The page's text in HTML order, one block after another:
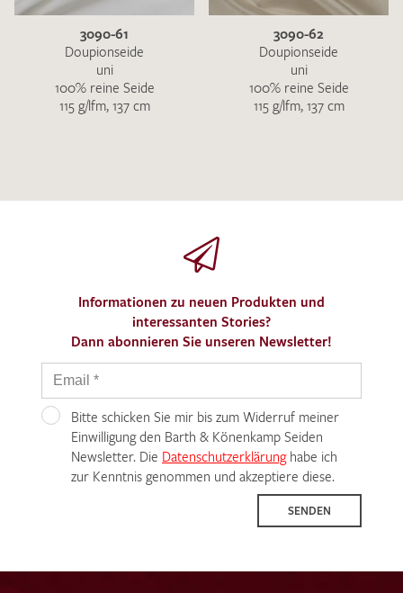
3090-61
Doupionseide
uni
100% reine Seide
115 g/lfm, 137 cm
3090-62
Doupionseide
uni
100% reine Seide
115 g/lfm, 137 cm
Informationen zu neuen Produkten und
interessanten Stories?
Dann abonnieren Sie unseren Newsletter!
Bitte schicken Sie mir bis zum Widerruf meiner
Einwilligung den Barth & Könenkamp Seiden
Newsletter. Die Datenschutzerklärunghabe ich
zur Kenntnis genommen und akzeptiere diese.
SENDEN